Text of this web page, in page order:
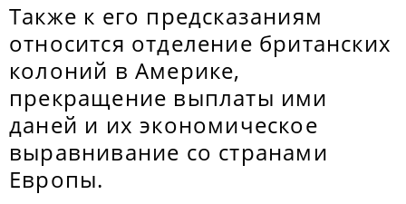
Также к его предсказаниям
относится отделение британских
колоний в Америке,
прекращение выплаты ими
даней и их экономическое
выравнивание со странами
Европы.